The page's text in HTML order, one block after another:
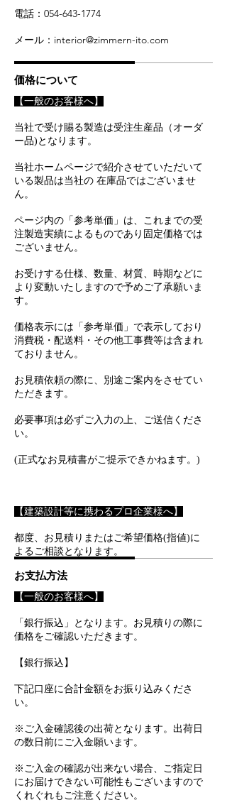
​電話：054-643-1774
メール： interior@zimmern-ito.com
価格について
【一般のお客様へ】
当社で受け賜る製造は受注生産品（オーダ
ー品)となります。
当社ホームページで紹介させていただいて
いる製品は当社の 在庫品ではございませ
ん。
ページ内の「参考単価」は、これまでの受
注製造実績によるものであり固定価格では
ございません。
お受けする仕様、数量、材質、時期などに
より変動いたしますので予めご了承願いま
す。
価格表示には「参考単価」で表示しており
消費税・配送料・その他工事費等は含まれ
ておりません。
お見積依頼の際に、別途ご案内をさせてい
ただきます。
必要事項は必ずご入力の上、ご送信くださ
い。
(正式なお見積書がご提示できかねます。)
【建築設計等に携わるプロ企業様へ】
​都度、お見積りまたはご希望価格(指値)に
よるご相談となります。
お支払方法
【一般のお客様へ】
「銀行振込」となります。お見積りの際に
価格をご確認いただきます。
【銀行振込】
下記口座に合計金額をお振り込みくださ
い。
※ご入金確認後の出荷となります。出荷日
の数日前にご入金願います。
※ご入金の確認が出来ない場合、ご指定日
にお届けできない可能性もございますので
くれぐれもご注意ください。